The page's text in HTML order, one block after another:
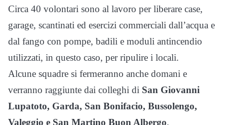
Circa 40 volontari sono al lavoro per liberare case,
garage, scantinati ed esercizi commerciali dall’acqua e
dal fango con pompe, badili e moduli antincendio
utilizzati, in questo caso, per ripulire i locali.
Alcune squadre si fermeranno anche domani e
verranno raggiunte dai colleghi di San Giovanni
Lupatoto, Garda, San Bonifacio, Bussolengo,
Valeggio e San Martino Buon Albergo.